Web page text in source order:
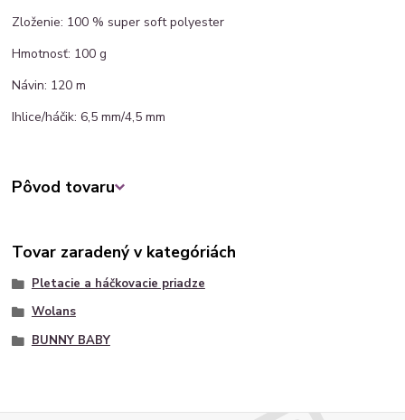
Zloženie: 100 % super soft polyester
Hmotnosť: 100 g
Návin: 120 m
Ihlice/háčik: 6,5 mm/4,5 mm
Pôvod tovaru
Tovar zaradený v kategóriách
Pletacie a háčkovacie priadze
Wolans
BUNNY BABY